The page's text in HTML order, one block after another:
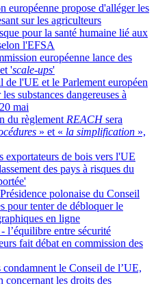
européenne propose d'alléger les
sur les agriculteurs
pour la santé humaine lié aux
l'EFSA
européenne lance des
'scale-ups'
de l'UE et le Parlement européen
substances dangereuses à
mai
du règlementREACHsera
» et « la simplification »,
exportateurs de bois vers l'UE
des pays à risques du
polonaise du Conseil
pour tenter de débloquer le
en ligne
l’équilibre entre sécurité
fait débat en commission des
condamnent le Conseil de l’UE,
concernant les droits des